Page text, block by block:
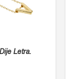
Letra.